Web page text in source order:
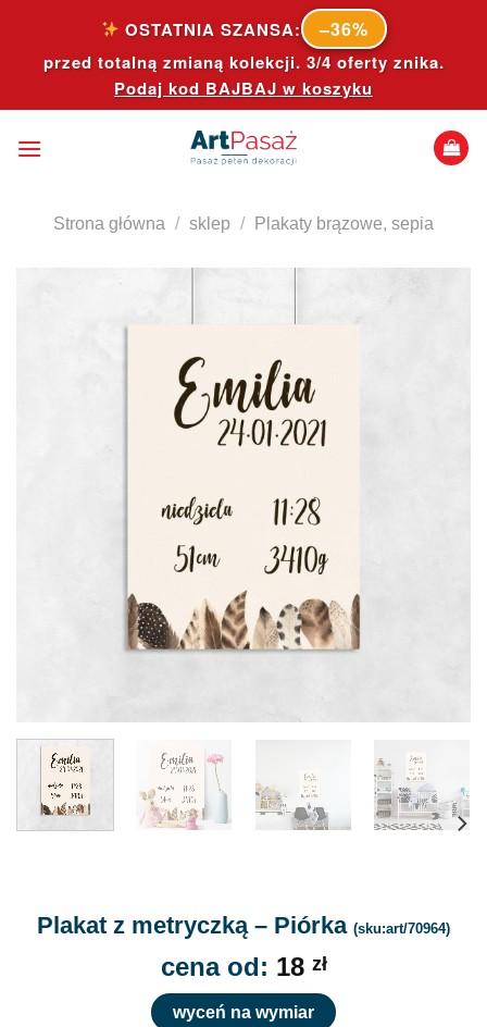
content
OSTATNIA SZANSA: –36%
przed totalną zmianą kolekcji. 3/4 oferty znika.
Podaj kod BAJBAJ w koszyku
Strona główna / sklep / Plakaty brązowe, sepia
Plakat z metryczką – Piórka (sku:art/70964)
cena od: 18 zł
wyceń na wymiar